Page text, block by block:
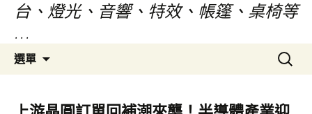
台、燈光、音響、特效、帳篷、桌椅等
…
選單
要
搜
尋
鍵